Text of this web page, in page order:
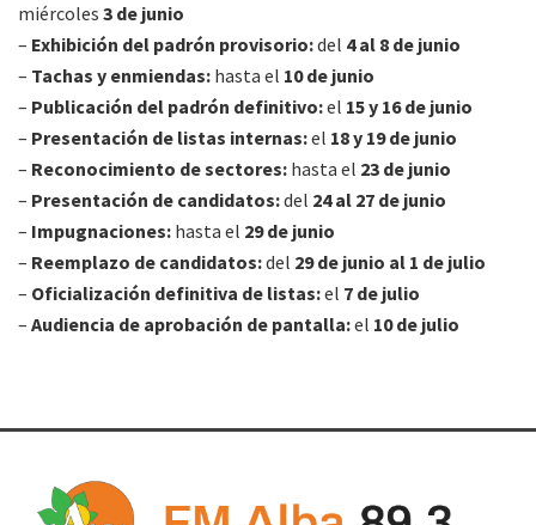
miércoles 3 de junio
– Exhibición del padrón provisorio:del 4 al 8 de junio
– Tachas y enmiendas: hasta el 10 de junio
– Publicación del padrón definitivo:el 15 y 16 de junio
– Presentación de listas internas:el 18 y 19 de junio
– Reconocimiento de sectores: hasta el 23 de junio
– Presentación de candidatos:del 24 al 27 de junio
– Impugnaciones: hasta el 29 de junio
– Reemplazo de candidatos:del 29 de junio al 1 de julio
– Oficialización definitiva de listas:el 7 de julio
– Audiencia de aprobación de pantalla:el 10 de julio